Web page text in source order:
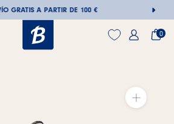
GRATIS A PARTIR DE 100 €
0